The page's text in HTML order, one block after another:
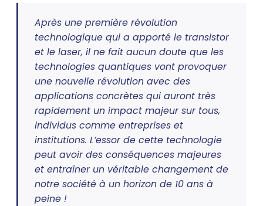
Après une première révolution
technologique qui a apporté le transistor
et le laser, il ne fait aucun doute que les
technologies quantiques vont provoquer
une nouvelle révolution avec des
applications concrètes qui auront très
rapidement un impact majeur sur tous,
individus comme entreprises et
institutions. L’essor de cette technologie
peut avoir des conséquences majeures
et entraîner un véritable changement de
notre société à un horizon de 10 ans à
peine !